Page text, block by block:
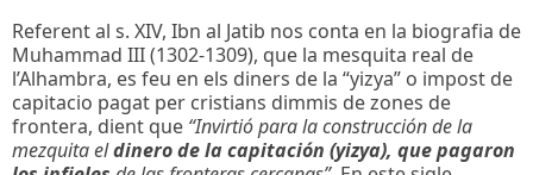
Referent al s. XIV, Ibn al Jatib nos conta en la biografia de
Muhammad III (1302-1309), que la mesquita real de
l’Alhambra, es feu en els diners de la “yizya” o impost de
capitacio pagat per cristians dimmis de zones de
frontera, dient que “Invirtió para la construcción de la
mezquita eldinero de la capitación (yizya), que pagaron